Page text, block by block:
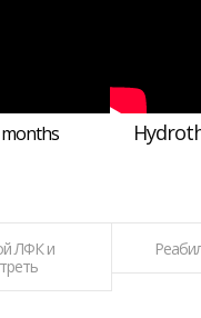
ЛФК и